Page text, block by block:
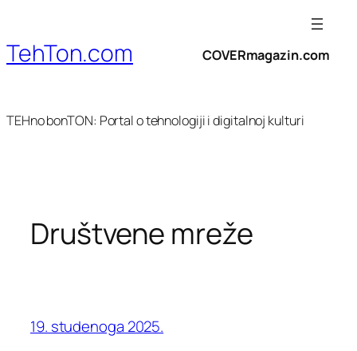
sadržaja
TehTon.com COVERmagazin.com
TEHno bonTON: Portal o tehnologiji i digitalnoj kulturi
Društvene mreže
19. studenoga 2025.